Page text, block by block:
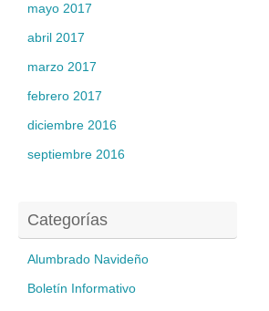
mayo 2017
abril 2017
marzo 2017
febrero 2017
diciembre 2016
septiembre 2016
Categorías
Alumbrado Navideño
Boletín Informativo